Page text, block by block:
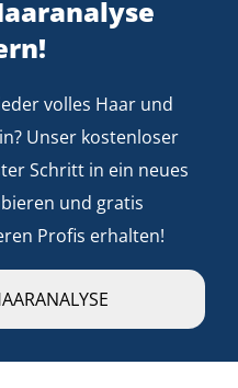
volles Haar und
Unser kostenloser
Schritt in ein neues
und gratis
Profis erhalten!